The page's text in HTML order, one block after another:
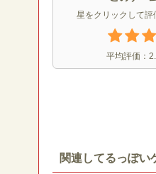
星をクリックして評
平均評価：
関連してるっぽい